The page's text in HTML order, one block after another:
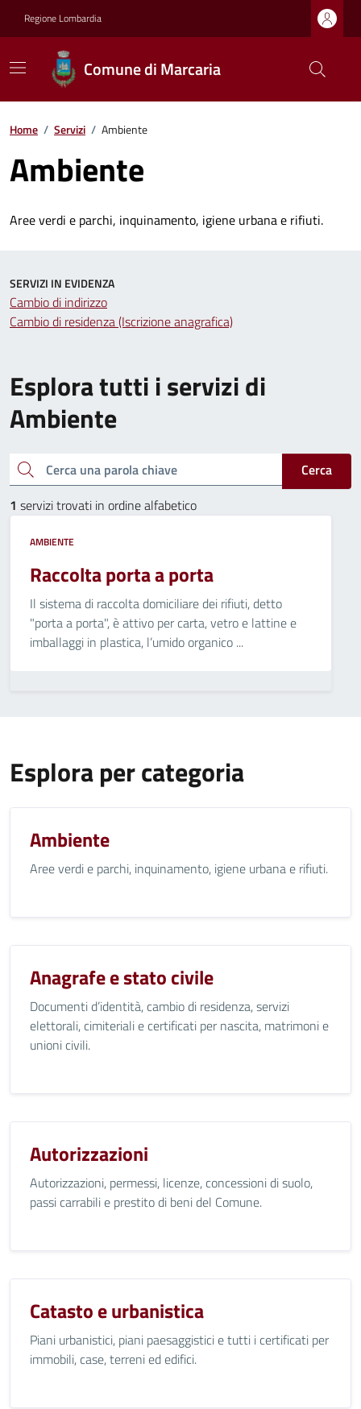
Regione Lombardia
Comune di Marcaria
Home / Servizi / Ambiente
Ambiente
Aree verdi e parchi, inquinamento, igiene urbana e rifiuti.
Esplora tutti i servizi di
Ambiente
Cerca una parola chiave
Cerca
1 servizi trovati in ordine alfabetico
AMBIENTE
Raccolta porta a porta
Il sistema di raccolta domiciliare dei rifiuti, detto
"porta a porta", è attivo per carta, vetro e lattine e
imballaggi in plastica, l’umido organico ...
SERVIZI IN EVIDENZA
Cambio di indirizzo
Cambio di residenza (Iscrizione anagrafica)
Esplora per categoria
Ambiente
Aree verdi e parchi, inquinamento, igiene urbana e rifiuti.
Anagrafe e stato civile
Documenti d’identità, cambio di residenza, servizi
elettorali, cimiteriali e certificati per nascita, matrimoni e
unioni civili.
Autorizzazioni
Autorizzazioni, permessi, licenze, concessioni di suolo,
passi carrabili e prestito di beni del Comune.
Catasto e urbanistica
Piani urbanistici, piani paesaggistici e tutti i certificati per
immobili, case, terreni ed edifici.